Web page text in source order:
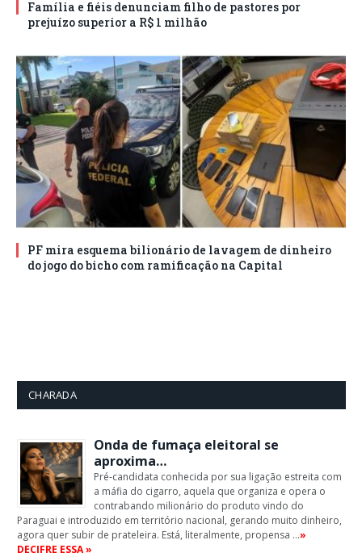
Família e fiéis denunciam filho de pastores por
prejuízo superior a R$ 1 milhão
PF mira esquema bilionário de lavagem de dinheiro
do jogo do bicho com ramificação na Capital
CHARADA
Onda de fumaça eleitoral se
aproxima…
Pré-candidata conhecida por sua ligação estreita com
a máfia do cigarro, aquela que organiza e opera o
contrabando milionário do produto vindo do
Paraguai e introduzido em território nacional, gerando muito dinheiro,
agora quer subir de prateleira. Está, literalmente, propensa …»
DECIFRE ESSA »